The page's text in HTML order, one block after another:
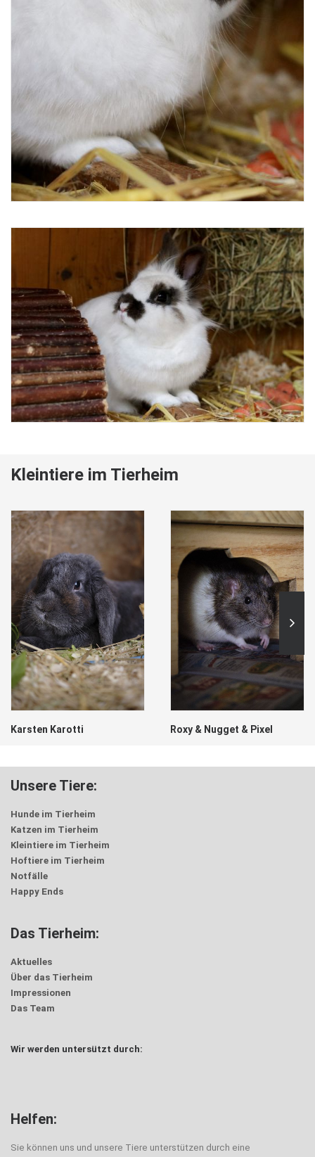
Kleintiere im Tierheim
Karsten Karotti Roxy & Nugget & Pixel
Unsere Tiere:
Hunde im Tierheim
Katzen im Tierheim
Kleintiere im Tierheim
Hoftiere im Tierheim
Notfälle
Happy Ends
Das Tierheim:
Aktuelles
Über das Tierheim
Impressionen
Das Team
Wir werden untersützt durch:
Helfen:
Sie können uns und unsere Tiere unterstützen durch eine